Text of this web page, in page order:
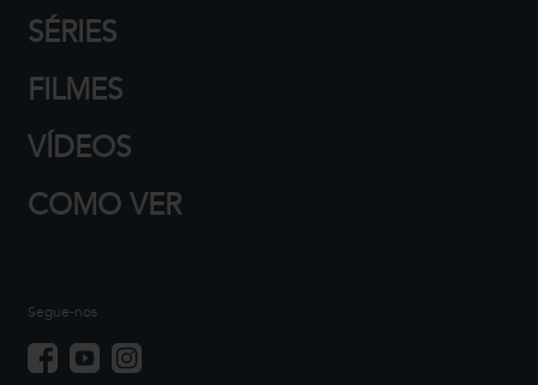
SÉRIES
FILMES
VÍDEOS
COMO VER
Segue-nos